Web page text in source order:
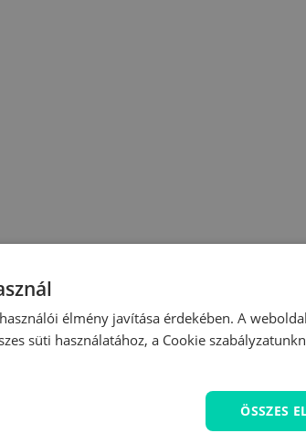
élmény javítása érdekében. A
süti használatához, a Cookie
ÖSSZES